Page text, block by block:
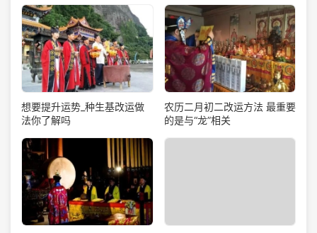
想要提升运势_种生基改运做
法你了解吗
农历二月初二改运方法 最重要
的是与“龙”相关